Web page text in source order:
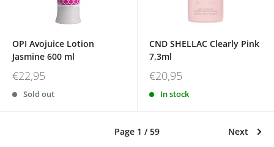
OPI Avojuice Lotion
Jasmine 600 ml
€22,95
Sold out
CND SHELLAC Clearly Pink
7,3ml
€20,95
In stock
Page 1 / 59 Next